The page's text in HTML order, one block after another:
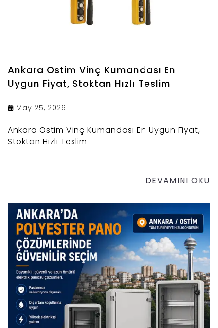
Ankara Ostim Vinç Kumandası En
Uygun Fiyat, Stoktan Hızlı Teslim
May 25, 2026
Ankara Ostim Vinç Kumandası En Uygun Fiyat,
Stoktan Hızlı Teslim
DEVAMINI OKU